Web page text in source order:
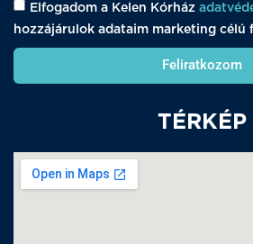
Elfogadom a Kelen Kórház
hozzájárulok adataim marketing célú
Feliratkozom
TÉRKÉP